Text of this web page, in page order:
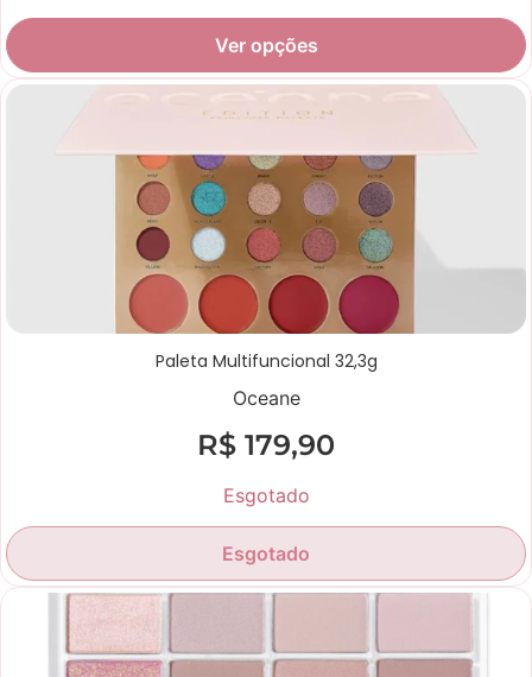
Ver opções
Paleta Multifuncional 32,3g
Oceane
R$ 179,90
Esgotado
Esgotado